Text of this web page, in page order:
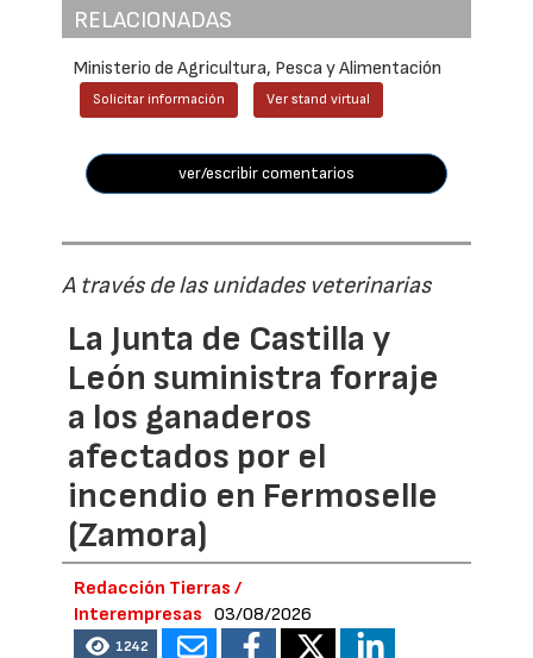
RELACIONADAS
Ministerio de Agricultura, Pesca y Alimentación
Solicitar información Ver stand virtual
ver/escribir comentarios
A través de las unidades veterinarias
La Junta de Castilla y
León suministra forraje
a los ganaderos
afectados por el
incendio en Fermoselle
(Zamora)
Redacción Tierras /
Interempresas
03/08/2026
1242